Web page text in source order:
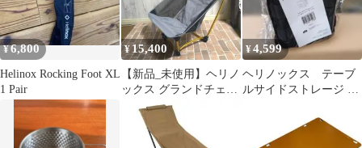
¥6,800
Helinox Rocking Foot XL
1 Pair
¥15,400
【新品_未使用】ヘリノ
ックス グランドチェア
1822229CLBT
¥4,599
ヘリノックス テーブ
ルサイドストレージ XS